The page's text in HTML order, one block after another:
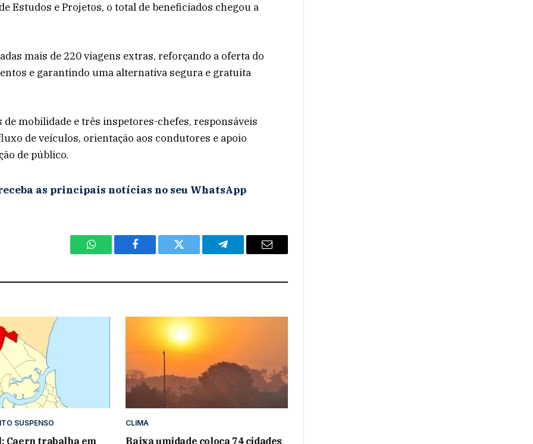
Estudos e Projetos, o total de beneficiados chegou a
mais de 220 viagens extras, reforçando a oferta do
e garantindo uma alternativa segura e gratuita
mobilidade e três inspetores-chefes, responsáveis
de veículos, orientação aos condutores e apoio
de público.
as principais notícias no seu WhatsApp
WhatsAppFacebook Twitter Telegram Email
SUSPENSO
Caern trabalha em
CLIMA
Baixa umidade coloca 74 cidades